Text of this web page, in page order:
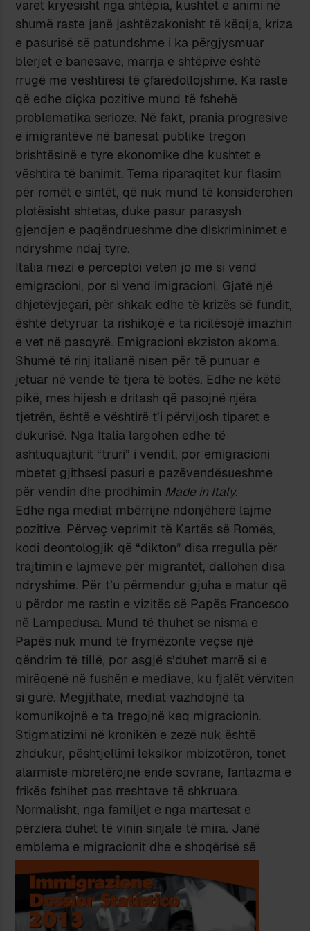
varet kryesisht nga shtëpia, kushtet e animi në
shumë raste janë jashtëzakonisht të këqija, kriza
e pasurisë së patundshme i ka përgjysmuar
blerjet e banesave, marrja e shtëpive është
rrugë me vështirësi të çfarëdollojshme. Ka raste
që edhe diçka pozitive mund të fshehë
problematika serioze. Në fakt, prania progresive
e imigrantëve në banesat publike tregon
brishtësinë e tyre ekonomike dhe kushtet e
vështira të banimit. Tema riparaqitet kur flasim
për romët e sintët, që nuk mund të konsiderohen
plotësisht shtetas, duke pasur parasysh
gjendjen e paqëndrueshme dhe diskriminimet e
ndryshme ndaj tyre.
Italia mezi e perceptoi veten jo më si vend
emigracioni, por si vend imigracioni. Gjatë një
dhjetëvjeçari, për shkak edhe të krizës së fundit,
është detyruar ta rishikojë e ta ricilësojë imazhin
e vet në pasqyrë. Emigracioni ekziston akoma.
Shumë të rinj italianë nisen për të punuar e
jetuar në vende të tjera të botës. Edhe në këtë
pikë, mes hijesh e dritash që pasojnë njëra
tjetrën, është e vështirë t’i përvijosh tiparet e
dukurisë. Nga Italia largohen edhe të
ashtuquajturit “truri” i vendit, por emigracioni
mbetet gjithsesi pasuri e pazëvendësueshme
për vendin dhe prodhimin Made in Italy.
Edhe nga mediat mbërrijnë ndonjëherë lajme
pozitive. Përveç veprimit të Kartës së Romës,
kodi deontologjik që “dikton” disa rregulla për
trajtimin e lajmeve për migrantët, dallohen disa
ndryshime. Për t’u përmendur gjuha e matur që
u përdor me rastin e vizitës së Papës Francesco
në Lampedusa. Mund të thuhet se nisma e
Papës nuk mund të frymëzonte veçse një
qëndrim të tillë, por asgjë s’duhet marrë si e
mirëqenë në fushën e mediave, ku fjalët vërviten
si gurë. Megjithatë, mediat vazhdojnë ta
komunikojnë e ta tregojnë keq migracionin.
Stigmatizimi në kronikën e zezë nuk është
zhdukur, pështjellimi leksikor mbizotëron, tonet
alarmiste mbretërojnë ende sovrane, fantazma e
frikës fshihet pas rreshtave të shkruara.
Normalisht, nga familjet e nga martesat e
përziera duhet të vinin sinjale të mira. Janë
emblema e migracionit dhe e shoqërisë së